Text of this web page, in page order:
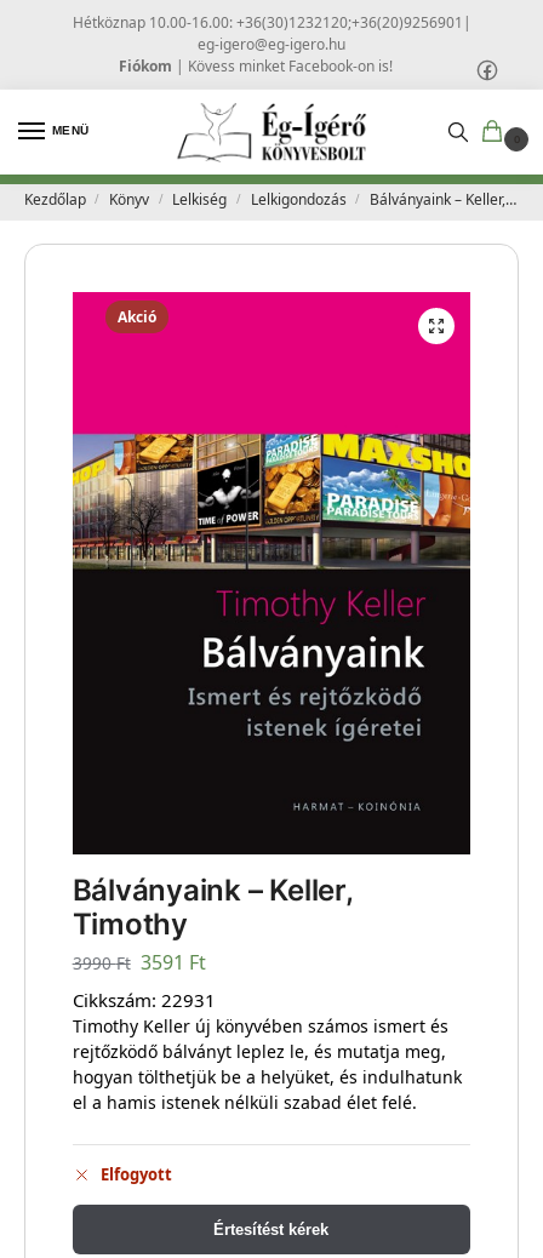
Hétköznap 10.00-16.00: +36(30)1232120;+36(20)9256901 |
eg-igero@eg-igero.hu
Fiókom | Kövess minket Facebook-on is!
MENÜ
0
Kezdőlap / Könyv / Lelkiség / Lelkigondozás / Bálványaink – Keller, Timothy
Akció
Bálványaink – Keller,
Timothy
3990Ft 3591 Ft
Cikkszám: 22931
Timothy Keller új könyvében számos ismert és
rejtőzködő bálványt leplez le, és mutatja meg,
hogyan tölthetjük be a helyüket, és indulhatunk
el a hamis istenek nélküli szabad élet felé.
Elfogyott
Értesítést kérek